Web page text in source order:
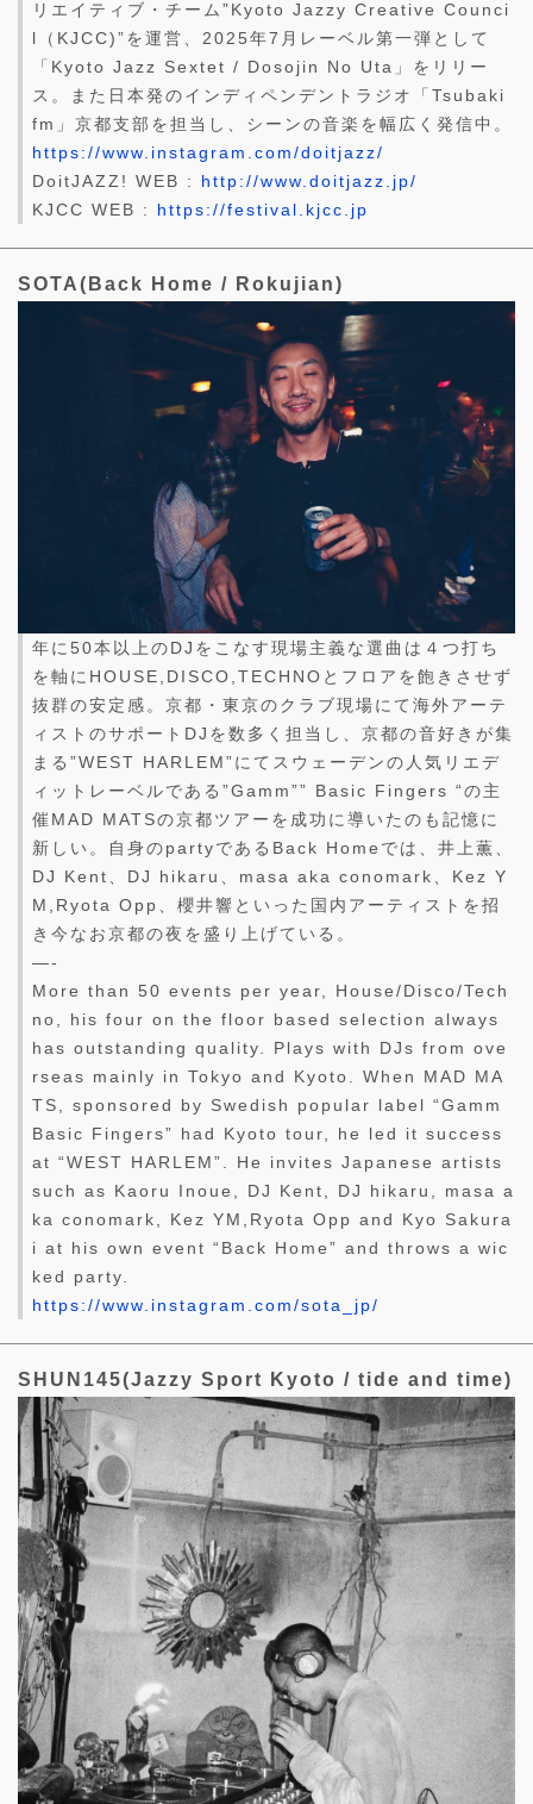
リエイティブ・チーム”Kyoto Jazzy Creative Counci
l（KJCC)”を運営、2025年7月レーベル第一弾として
「Kyoto Jazz Sextet / Dosojin No Uta」をリリー
ス。また日本発のインディペンデントラジオ「Tsubaki
fm」京都支部を担当し、シーンの音楽を幅広く発信中。
https://www.instagram.com/doitjazz/
DoitJAZZ! WEB : http://www.doitjazz.jp/
KJCC WEB : https://festival.kjcc.jp
SOTA(Back Home / Rokujian)
年に50本以上のDJをこなす現場主義な選曲は４つ打ち
を軸にHOUSE,DISCO,TECHNOとフロアを飽きさせず
抜群の安定感。京都・東京のクラブ現場にて海外アーテ
ィストのサポートDJを数多く担当し、京都の音好きが集
まる”WEST HARLEM”にてスウェーデンの人気リエデ
ィットレーベルである”Gamm”” Basic Fingers “の主
催MAD MATSの京都ツアーを成功に導いたのも記憶に
新しい。自身のpartyであるBack Homeでは、井上薫、
DJ Kent、DJ hikaru、masa aka conomark、Kez Y
M,Ryota Opp、櫻井響といった国内アーティストを招
き今なお京都の夜を盛り上げている。
—-
More than 50 events per year, House/Disco/Tech
no, his four on the floor based selection always
has outstanding quality. Plays with DJs from ove
rseas mainly in Tokyo and Kyoto. When MAD MA
TS, sponsored by Swedish popular label “Gamm
Basic Fingers” had Kyoto tour, he led it success
at “WEST HARLEM”. He invites Japanese artists
such as Kaoru Inoue, DJ Kent, DJ hikaru, masa a
ka conomark, Kez YM,Ryota Opp and Kyo Sakura
i at his own event “Back Home” and throws a wic
ked party.
https://www.instagram.com/sota_jp/
SHUN145(Jazzy Sport Kyoto / tide and time)